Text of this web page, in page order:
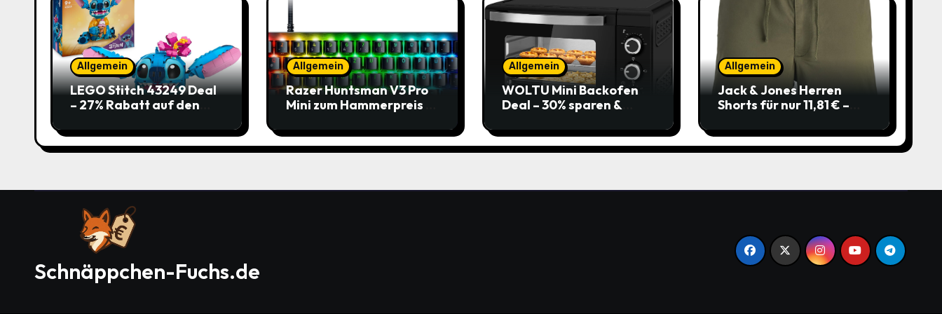
Allgemein
LEGO Stitch 43249 Deal
– 27% Rabatt auf den
Allgemein
Razer Huntsman V3 Pro
Mini zum Hammerpreis –
Allgemein
WOLTU Mini Backofen
Deal – 30% sparen &
Allgemein
Jack & Jones Herren
Shorts für nur 11,81 € –
Schnäppchen-Fuchs.de